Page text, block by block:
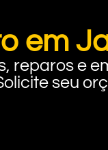
em
reparos e
seu